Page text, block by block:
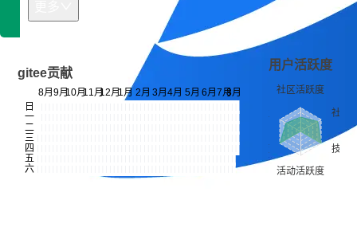
gitee贡献
用户活跃度